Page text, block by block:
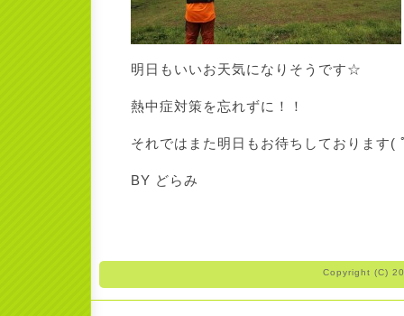
明日もいいお天気になりそうです☆
熱中症対策を忘れずに！！
それではまた明日もお待ちしておりま
BY どらみ
Copyright (C)